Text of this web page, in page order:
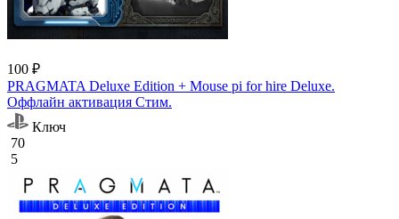
100 ₽
PRAGMATA Deluxe Edition + Mouse pi for hire Deluxe.
Оффлайн активация Cтим.
Ключ
70
5